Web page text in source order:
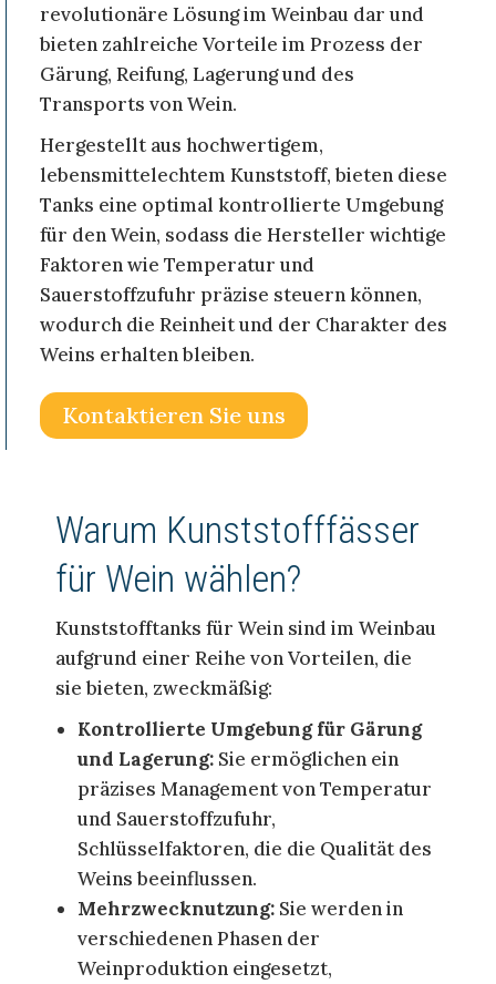
revolutionäre Lösung im Weinbau dar und
bieten zahlreiche Vorteile im Prozess der
Gärung, Reifung, Lagerung und des
Transports von Wein.
Hergestellt aus hochwertigem,
lebensmittelechtem Kunststoff, bieten diese
Tanks eine optimal kontrollierte Umgebung
für den Wein, sodass die Hersteller wichtige
Faktoren wie Temperatur und
Sauerstoffzufuhr präzise steuern können,
wodurch die Reinheit und der Charakter des
Weins erhalten bleiben.
Kontaktieren Sie uns
Warum Kunststofffässer
für Wein wählen?
Kunststofftanks für Wein sind im Weinbau
aufgrund einer Reihe von Vorteilen, die
sie bieten, zweckmäßig:
Kontrollierte Umgebung für Gärung
und Lagerung: Sie ermöglichen ein
präzises Management von Temperatur
und Sauerstoffzufuhr,
Schlüsselfaktoren, die die Qualität des
Weins beeinflussen.
Mehrzwecknutzung: Sie werden in
verschiedenen Phasen der
Weinproduktion eingesetzt,